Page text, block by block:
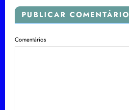
PUBLICAR COMENTÁRIO
Comentários